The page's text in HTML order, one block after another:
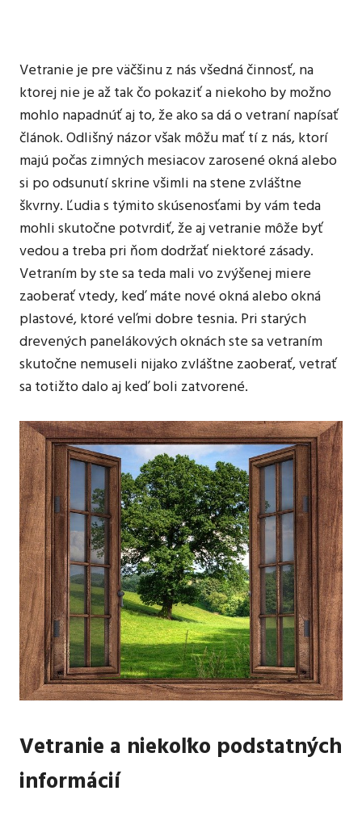
Vetranie je pre väčšinu z nás všedná činnosť, na
ktorej nie je až tak čo pokaziť a niekoho by možno
mohlo napadnúť aj to, že ako sa dá o vetraní napísať
článok. Odlišný názor však môžu mať tí z nás, ktorí
majú počas zimných mesiacov zarosené okná alebo
si po odsunutí skrine všimli na stene zvláštne
škvrny. Ľudia s týmito skúsenosťami by vám teda
mohli skutočne potvrdiť, že ajvetraniemôže byť
vedou a treba pri ňom dodržať niektoré zásady.
Vetraním by ste sa teda mali vo zvýšenej miere
zaoberať vtedy, keď máte nové okná alebo okná
plastové, ktoré veľmi dobre tesnia. Pri starých
drevených panelákových oknách ste sa vetraním
skutočne nemuseli nijako zvláštne zaoberať, vetrať
sa totižto dalo aj keď boli zatvorené.
Vetranie a niekoľko podstatných
informácií